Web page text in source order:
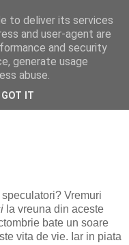
Vremuri
la vreuna din aceste
bate un soare
vita de vie. Iar in piata
to deliver its services
and user-agent are
and security
generate usage
abuse.
GOT IT